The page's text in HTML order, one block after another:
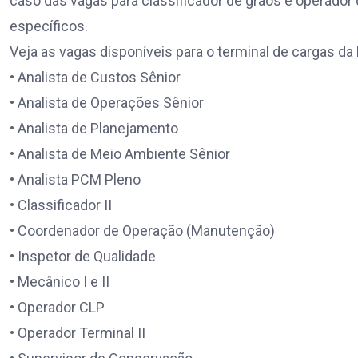
específicos.
Veja as vagas disponíveis para o terminal de cargas da
• Analista de Custos Sênior
• Analista de Operações Sênior
• Analista de Planejamento
• Analista de Meio Ambiente Sênior
• Analista PCM Pleno
• Classificador II
• Coordenador de Operação (Manutenção)
• Inspetor de Qualidade
• Mecânico I e II
• Operador CLP
• Operador Terminal II